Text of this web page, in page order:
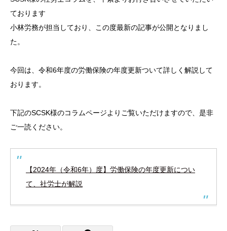
ております
小林労務が担当しており、この度最新の記事が公開となりまし
た。
今回は、令和6年度の労働保険の年度更新ついて詳しく解説して
おります。
下記のSCSK様のコラムページよりご覧いただけますので、是非
ご一読ください。
【2024年（令和6年）度】労働保険の年度更新につい
て、社労士が解説